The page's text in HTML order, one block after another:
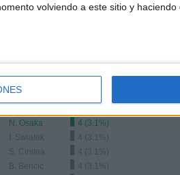
volviendo a este sitio y
Ranking equipos por nº de partidos Visitante
N. Osaka
4 (3.1%)
I. Swiatek
4 (3.1%)
S. Cirstea
4 (3.1%)
B. Bencic
4 (3.1%)